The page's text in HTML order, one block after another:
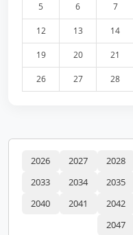
5 6 7
12 13 14
19 20 21
26 27 28
2026 2027 2028
2033
2034 2035
2040
2041 2042
2047